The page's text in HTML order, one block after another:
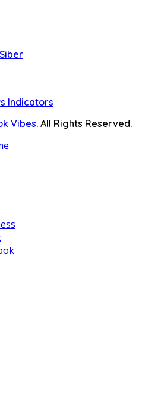
Indicators
Vibes. All Rights Reserved.